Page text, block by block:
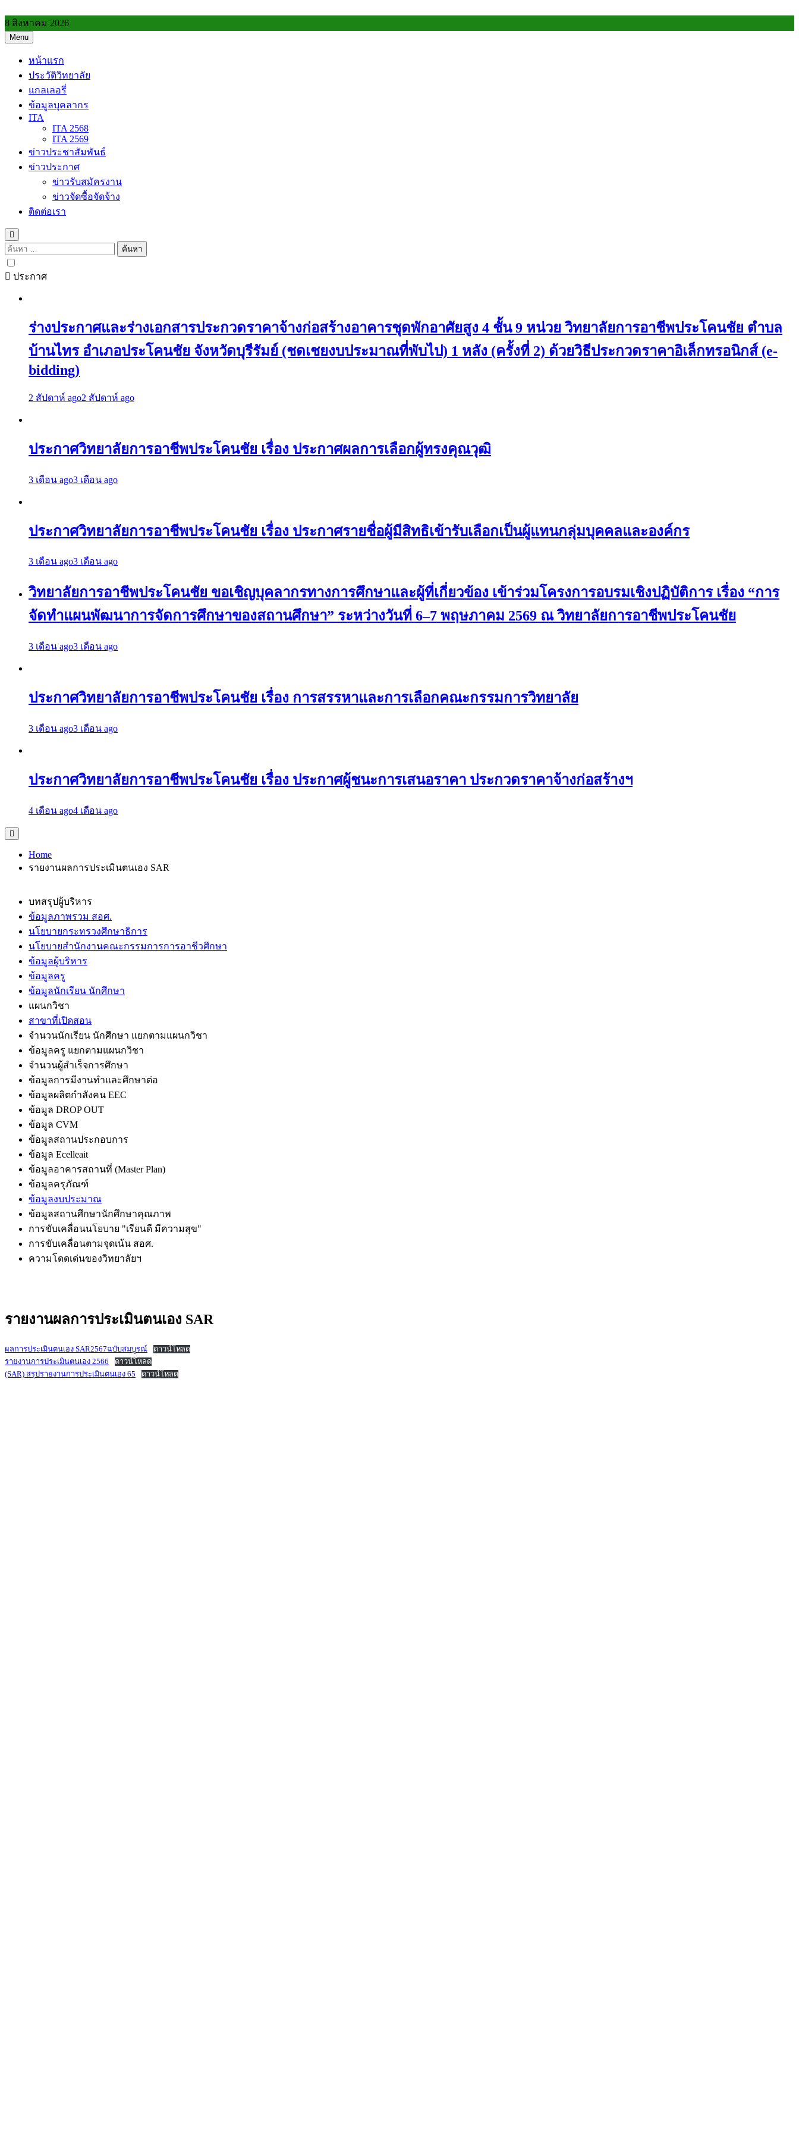
to
content
8 สิงหาคม 2026
Menu
หน้าแรก
ประวัติวิทยาลัย
แกลเลอรี่
ข้อมูลบุคลากร
ITA
ITA 2568
ITA 2569
ข่าวประชาสัมพันธ์
ข่าวประกาศ
ข่าวรับสมัครงาน
ข่าวจัดซื้อจัดจ้าง
ติดต่อเรา
ค้นหา
สำหรับ:
ประกาศ
ร่างประกาศและร่างเอกสารประกวดราคาจ้างก่อสร้างอาคารชุดพักอาศัยสูง 4 ชั้น 9 หน่วย วิทยาลัยการอาชีพประโคนชัย ตำบล
บ้านไทร อำเภอประโคนชัย จังหวัดบุรีรัมย์ (ชดเชยงบประมาณที่พับไป) 1 หลัง (ครั้งที่ 2) ด้วยวิธีประกวดราคาอิเล็กทรอนิกส์ (e-
bidding)
2 สัปดาห์ ago2 สัปดาห์ ago
ประกาศวิทยาลัยการอาชีพประโคนชัย เรื่อง ประกาศผลการเลือกผู้ทรงคุณวุฒิ
3 เดือน ago3 เดือน ago
ประกาศวิทยาลัยการอาชีพประโคนชัย เรื่อง ประกาศรายชื่อผู้มีสิทธิเข้ารับเลือกเป็นผู้แทนกลุ่มบุคคลและองค์กร
3 เดือน ago3 เดือน ago
วิทยาลัยการอาชีพประโคนชัย ขอเชิญบุคลากรทางการศึกษาและผู้ที่เกี่ยวข้อง เข้าร่วมโครงการอบรมเชิงปฏิบัติการ เรื่อง “การ
จัดทำแผนพัฒนาการจัดการศึกษาของสถานศึกษา” ระหว่างวันที่ 6–7 พฤษภาคม 2569 ณ วิทยาลัยการอาชีพประโคนชัย
3 เดือน ago3 เดือน ago
ประกาศวิทยาลัยการอาชีพประโคนชัย เรื่อง การสรรหาและการเลือกคณะกรรมการวิทยาลัย
3 เดือน ago3 เดือน ago
ประกาศวิทยาลัยการอาชีพประโคนชัย เรื่อง ประกาศผู้ชนะการเสนอราคา ประกวดราคาจ้างก่อสร้างฯ
4 เดือน ago4 เดือน ago
Home
รายงานผลการประเมินตนเอง SAR
บทสรุปผู้บริหาร
ข้อมูลภาพรวม สอศ.
นโยบายกระทรวงศึกษาธิการ
นโยบายสำนักงานคณะกรรมการการอาชีวศึกษา
ข้อมูลผู้บริหาร
ข้อมูลครู
ข้อมูลนักเรียน นักศึกษา
แผนกวิชา
สาขาที่เปิดสอน
จำนวนนักเรียน นักศึกษา แยกตามแผนกวิชา
ข้อมูลครู แยกตามแผนกวิชา
จำนวนผู้สำเร็จการศึกษา
ข้อมูลการมีงานทำและศึกษาต่อ
ข้อมูลผลิตกำลังคน EEC
ข้อมูล DROP OUT
ข้อมูล CVM
ข้อมูลสถานประกอบการ
ข้อมูล Ecelleait
ข้อมูลอาคารสถานที่ (Master Plan)
ข้อมูลครุภัณฑ์
ข้อมูลงบประมาณ
ข้อมูลสถานศึกษานักศึกษาคุณภาพ
การขับเคลื่อนนโยบาย "เรียนดี มีความสุข"
การขับเคลื่อนตามจุดเน้น สอศ.
ความโดดเด่นของวิทยาลัยฯ
รายงานผลการประเมินตนเอง SAR
ผลการประเมินตนเอง SAR2567ฉบับสมบูรณ์
ดาวน์โหลด
รายงานการประเมินตนเอง 2566
ดาวน์โหลด
(SAR) สรุปรายงานการประเมินตนเอง 65
ดาวน์โหลด